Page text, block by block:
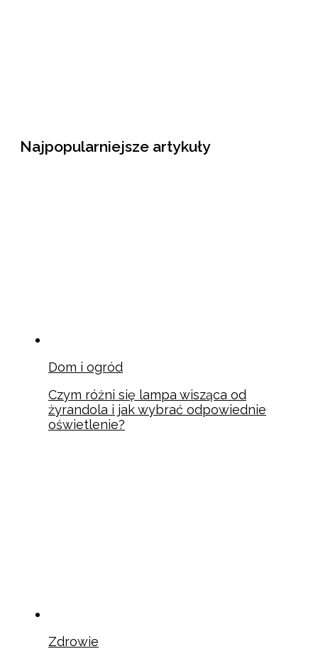
Najpopularniejsze artykuły
Dom i ogród
Czym różni się lampa wisząca od
żyrandola i jak wybrać odpowiednie
oświetlenie?
Zdrowie